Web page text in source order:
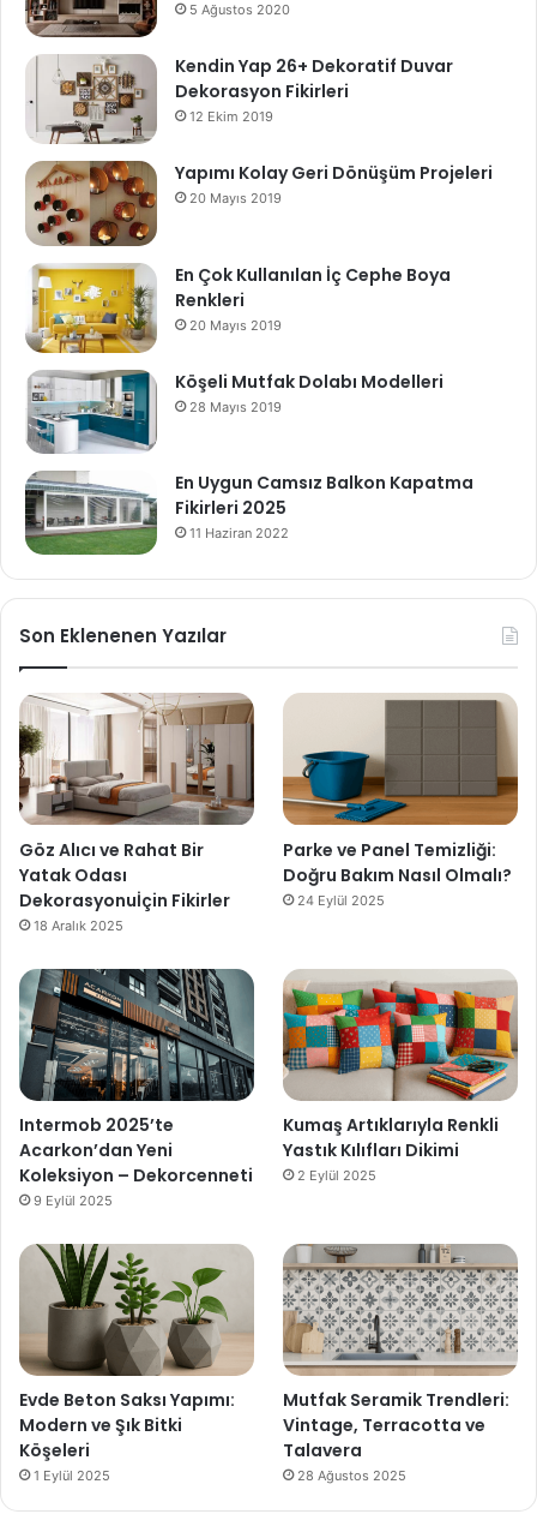
5 Ağustos 2020
Kendin Yap 26+ Dekoratif Duvar
Dekorasyon Fikirleri
12 Ekim 2019
Yapımı Kolay Geri Dönüşüm Projeleri
20 Mayıs 2019
En Çok Kullanılan İç Cephe Boya
Renkleri
20 Mayıs 2019
Köşeli Mutfak Dolabı Modelleri
28 Mayıs 2019
En Uygun Camsız Balkon Kapatma
Fikirleri 2025
11 Haziran 2022
Son Eklenenen Yazılar
Göz Alıcı ve Rahat Bir
Yatak Odası
Dekorasyonuİçin Fikirler
18 Aralık 2025
Parke ve Panel Temizliği:
Doğru Bakım Nasıl Olmalı?
24 Eylül 2025
Intermob 2025’te
Acarkon’dan Yeni
Koleksiyon – Dekorcenneti
9 Eylül 2025
Kumaş Artıklarıyla Renkli
Yastık Kılıfları Dikimi
2 Eylül 2025
Evde Beton Saksı Yapımı:
Modern ve Şık Bitki
Köşeleri
1 Eylül 2025
Mutfak Seramik Trendleri:
Vintage, Terracotta ve
Talavera
28 Ağustos 2025